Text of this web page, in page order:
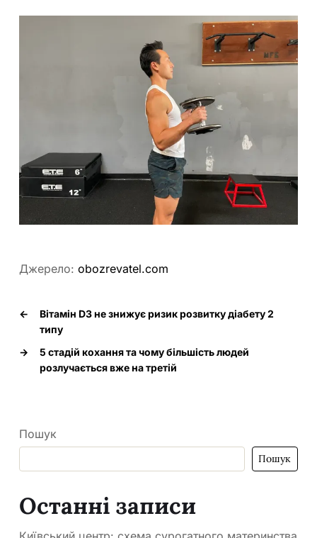
Джерело: obozrevatel.com
←
Вітамін D3 не знижує ризик розвитку діабету 2
типу
→
5 стадій кохання та чому більшість людей
розлучається вже на третій
Пошук
Пошук
Останні записи